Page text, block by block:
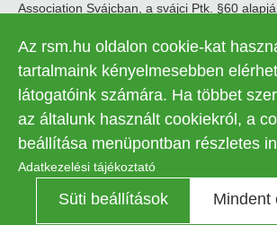
Association Svájcban, a svájci Ptk. §60
© 2026 RSM Hungary Zrt. | Minden jog
Legal
menu
Adatkezelési tájékoztató
Kapcsolat
Süti beállítások
Az rsm.hu oldalon cookie-kat
tartalmaink kényelmesebben
látogatóink számára. Ha többet
az általunk használt cookiekról, a
beállítása menüpontban részletes
Adatkezelési tájékoztató
Süti beállítások Mindent